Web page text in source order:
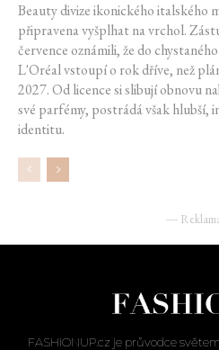
Beauty divize ikonického italského
připravena vyšplhat na vrchol.
července oznámili, že do
L'Oréal vstoupí o rok dříve, než
2027. Od licence si slibují obnovu
své parfémy, postrádá však hlubší,
identitu.
―
FASHIONUP.cz je průvodce